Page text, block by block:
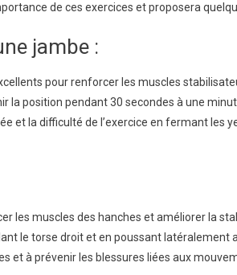
de ces exercices et proposera
jambe :
pour renforcer les muscles
la position pendant 30 secondes à une
et la difficulté de l’exercice en fermant les
les muscles des hanches et améliorer la
le torse droit et en poussant latéralement
et à prévenir les blessures liées aux